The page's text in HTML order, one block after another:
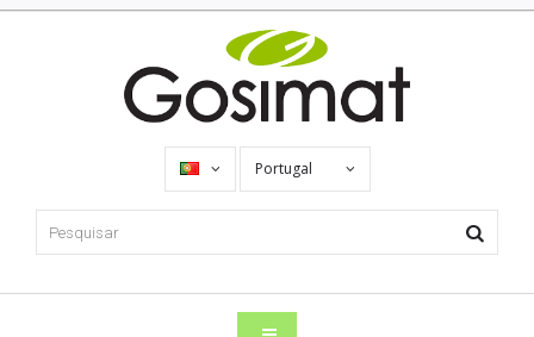
Portugal